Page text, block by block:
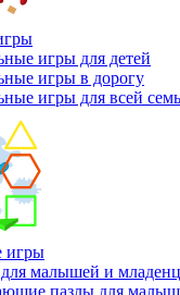
игры для детей
игры в дорогу
игры для всей
игры
малышей и
пазлы для